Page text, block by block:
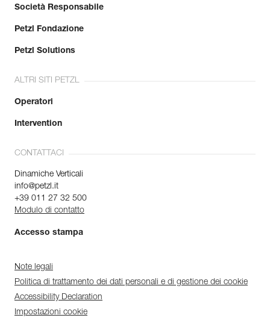
Società Responsabile
Petzl Fondazione
Petzl Solutions
ALTRI SITI PETZL
Operatori
Intervention
CONTATTACI
Dinamiche Verticali
info@petzl.it
+39 011 27 32 500
Modulo di contatto
Accesso stampa
Note legali
Politica di trattamento dei dati personali e di gestione dei cookie
Accessibility Declaration
Impostazioni cookie